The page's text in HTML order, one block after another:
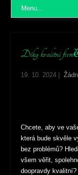
Menu...
Díky kvalitní firmě
19. 10. 2024 |
Chcete, aby ve
která bude skvěle
bez problémů?
všem věřit,
doopravdy